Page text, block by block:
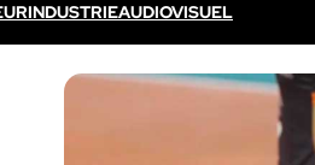
Découvrir VOKKERO ELITE
Solution ELITE CONNECT
VOGO ELITE BUNDLE
INDUSTRIEAUDIOVISUEL